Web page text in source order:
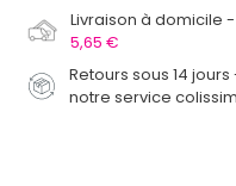
Livraison à domicile
5,65 €
Retours sous 14
notre service